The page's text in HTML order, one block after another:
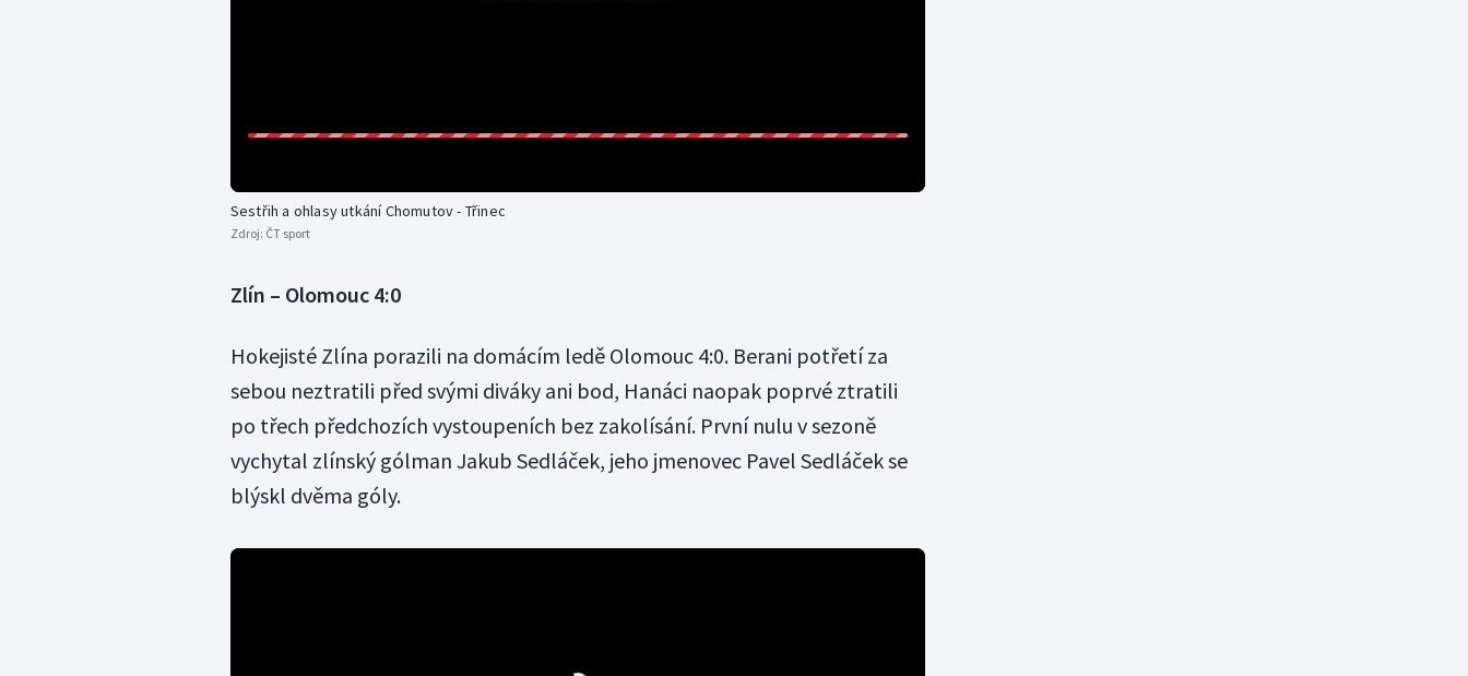
Sestřih a ohlasy utkání Chomutov - Třinec
Zdroj: ČT sport
Zlín – Olomouc 4:0
Hokejisté Zlína porazili na domácím ledě Olomouc 4:0. Berani potřetí za
sebou neztratili před svými diváky ani bod, Hanáci naopak poprvé ztratili
po třech předchozích vystoupeních bez zakolísání. První nulu v sezoně
vychytal zlínský gólman Jakub Sedláček, jeho jmenovec Pavel Sedláček se
blýskl dvěma góly.